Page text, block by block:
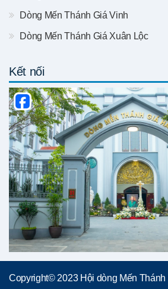
Dòng Mến Thánh Giá Vinh
Dòng Mến Thánh Giá Xuân Lộc
Kết nối
Copyright© 2023 Hội dòng Mến Thánh